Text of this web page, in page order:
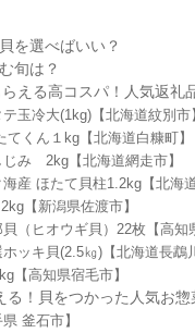
を選べばいい？
旬は？
える高コスパ！人気返礼
玉冷大(1kg)【北海道紋別市
くん１kg【北海道白糠町】
み 2kg【北海道網走市】
産 ほたて貝柱1.2kg【北海道
【新潟県佐渡市】
（ヒオウギ貝）22枚【高知
ッキ貝(2.5㎏)【北海道長鵡
【高知県宿毛市】
る！貝をつかった人気お惣
釜石市】